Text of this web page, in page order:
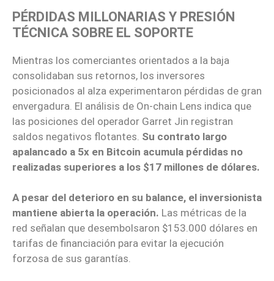
PÉRDIDAS MILLONARIAS Y PRESIÓN
TÉCNICA SOBRE EL SOPORTE
Mientras los comerciantes orientados a la baja
consolidaban sus retornos, los inversores
posicionados al alza experimentaron pérdidas de gran
envergadura. El análisis de On-chain Lens indica que
las posiciones del operador Garret Jin registran
saldos negativos flotantes. Su contrato largo
apalancado a 5x en Bitcoin acumula pérdidas no
realizadas superiores a los $17 millones de dólares.
A pesar del deterioro en su balance, el inversionista
mantiene abierta la operación. Las métricas de la
red señalan que desembolsaron $153.000 dólares en
tarifas de financiación para evitar la ejecución
forzosa de sus garantías.